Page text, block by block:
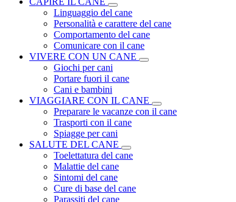
Linguaggio del cane
Personalità e carattere del cane
Comportamento del cane
Comunicare con il cane
VIVERE CON UN CANE
Giochi per cani
Portare fuori il cane
Cani e bambini
VIAGGIARE CON IL CANE
Preparare le vacanze con il cane
Trasporti con il cane
Spiagge per cani
SALUTE DEL CANE
Toelettatura del cane
Malattie del cane
Sintomi del cane
Cure di base del cane
Parassiti del cane